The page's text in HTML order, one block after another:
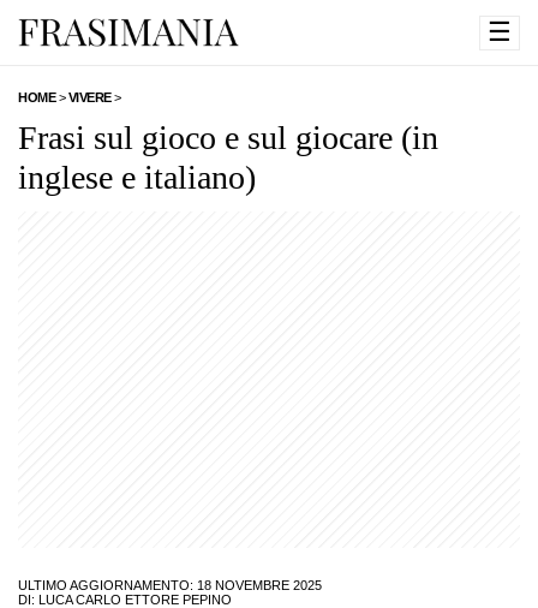
☰
HOME>VIVERE>
Frasi sul gioco e sul giocare (in
inglese e italiano)
ULTIMO AGGIORNAMENTO: 18 NOVEMBRE 2025
DI: LUCA CARLO ETTORE PEPINO